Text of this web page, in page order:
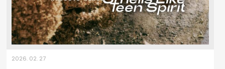
2026. 02. 27